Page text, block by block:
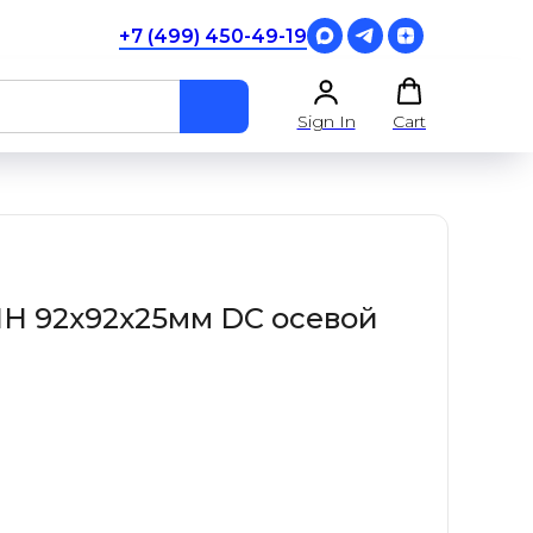
+7 (499) 450-49-19
Sign In Cart
92x92x25мм DC осевой